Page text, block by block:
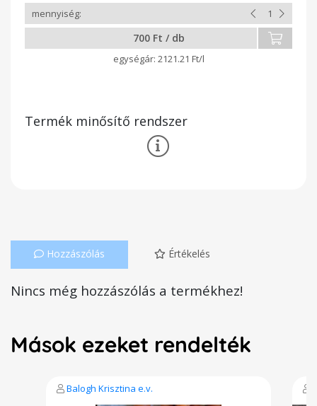
700 Ft / db
2121.21 Ft/l
Termék minősítő rendszer
Hozzászólás Értékelés
Nincs még hozzászólás a termékhez!
Mások ezeket rendelték
Balogh Krisztina e.v.